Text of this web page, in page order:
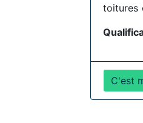
toitures
C'est